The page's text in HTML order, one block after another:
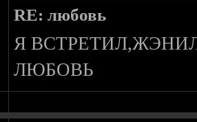
RE: любовь
Я
ЛЮБОВЬ